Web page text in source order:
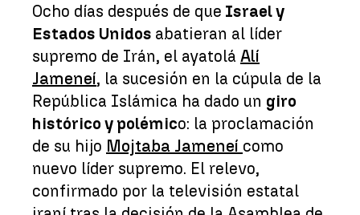
Ocho días después de que Israel y
Estados Unidos abatieran al líder
supremo de Irán, el ayatolá Alí
Jameneí, la sucesión en la cúpula de la
República Islámica ha dado un giro
histórico y polémico: la proclamación
de su hijo Mojtaba Jameneí como
nuevo líder supremo. El relevo,
confirmado por la televisión estatal